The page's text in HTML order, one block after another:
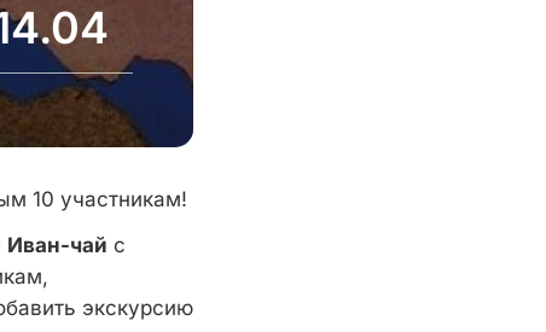
10 участникам!
Иван-чай с
экскурсию